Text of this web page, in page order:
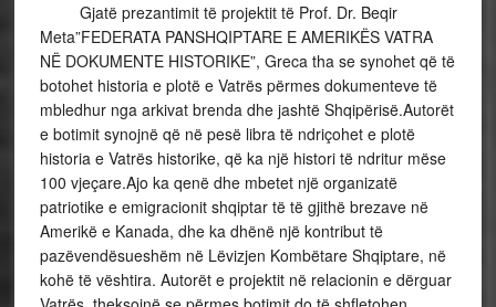
Gjatë prezantimit të projektit të Prof. Dr. Beqir
Meta”FEDERATA PANSHQIPTARE E AMERIKËS VATRA
NË DOKUMENTE HISTORIKE”, Greca tha se synohet që të
botohet historia e plotë e Vatrës përmes dokumenteve të
mbledhur nga arkivat brenda dhe jashtë Shqipërisë.Autorët
e botimit synojnë që në pesë libra të ndriçohet e plotë
historia e Vatrës historike, që ka një histori të ndritur mëse
100 vjeçare.Ajo ka qenë dhe mbetet një organizatë
patriotike e emigracionit shqiptar të të gjithë brezave në
Amerikë e Kanada, dhe ka dhënë një kontribut të
pazëvendësueshëm në Lëvizjen Kombëtare Shqiptare, në
kohë të vështira. Autorët e projektit në relacionin e dërguar